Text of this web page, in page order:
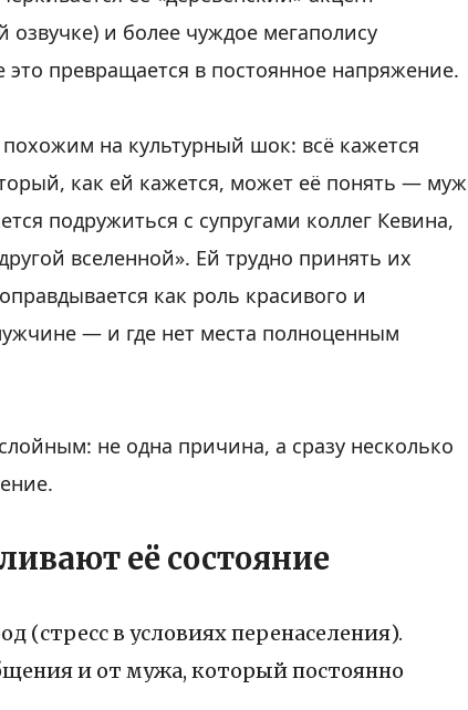
и более чуждое мегаполису
превращается в постоянное напряжение.
на культурный шок: всё кажется
как ей кажется, может её понять — муж
подружиться с супругами коллег Кевина,
вселенной». Ей трудно принять их
как роль красивого и
— и где нет места полноценным
не одна причина, а сразу несколько
её состояние
(стресс в условиях перенаселения).
и от мужа, который постоянно